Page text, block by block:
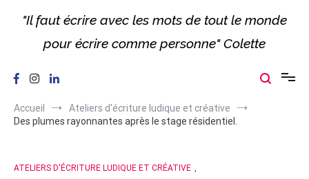
"Il faut écrire avec les mots de tout le monde
pour écrire comme personne" Colette
Accueil
Ateliers d'écriture ludique et créative
Des plumes rayonnantes après le stage résidentiel.
ATELIERS D'ÉCRITURE LUDIQUE ET CRÉATIVE ,